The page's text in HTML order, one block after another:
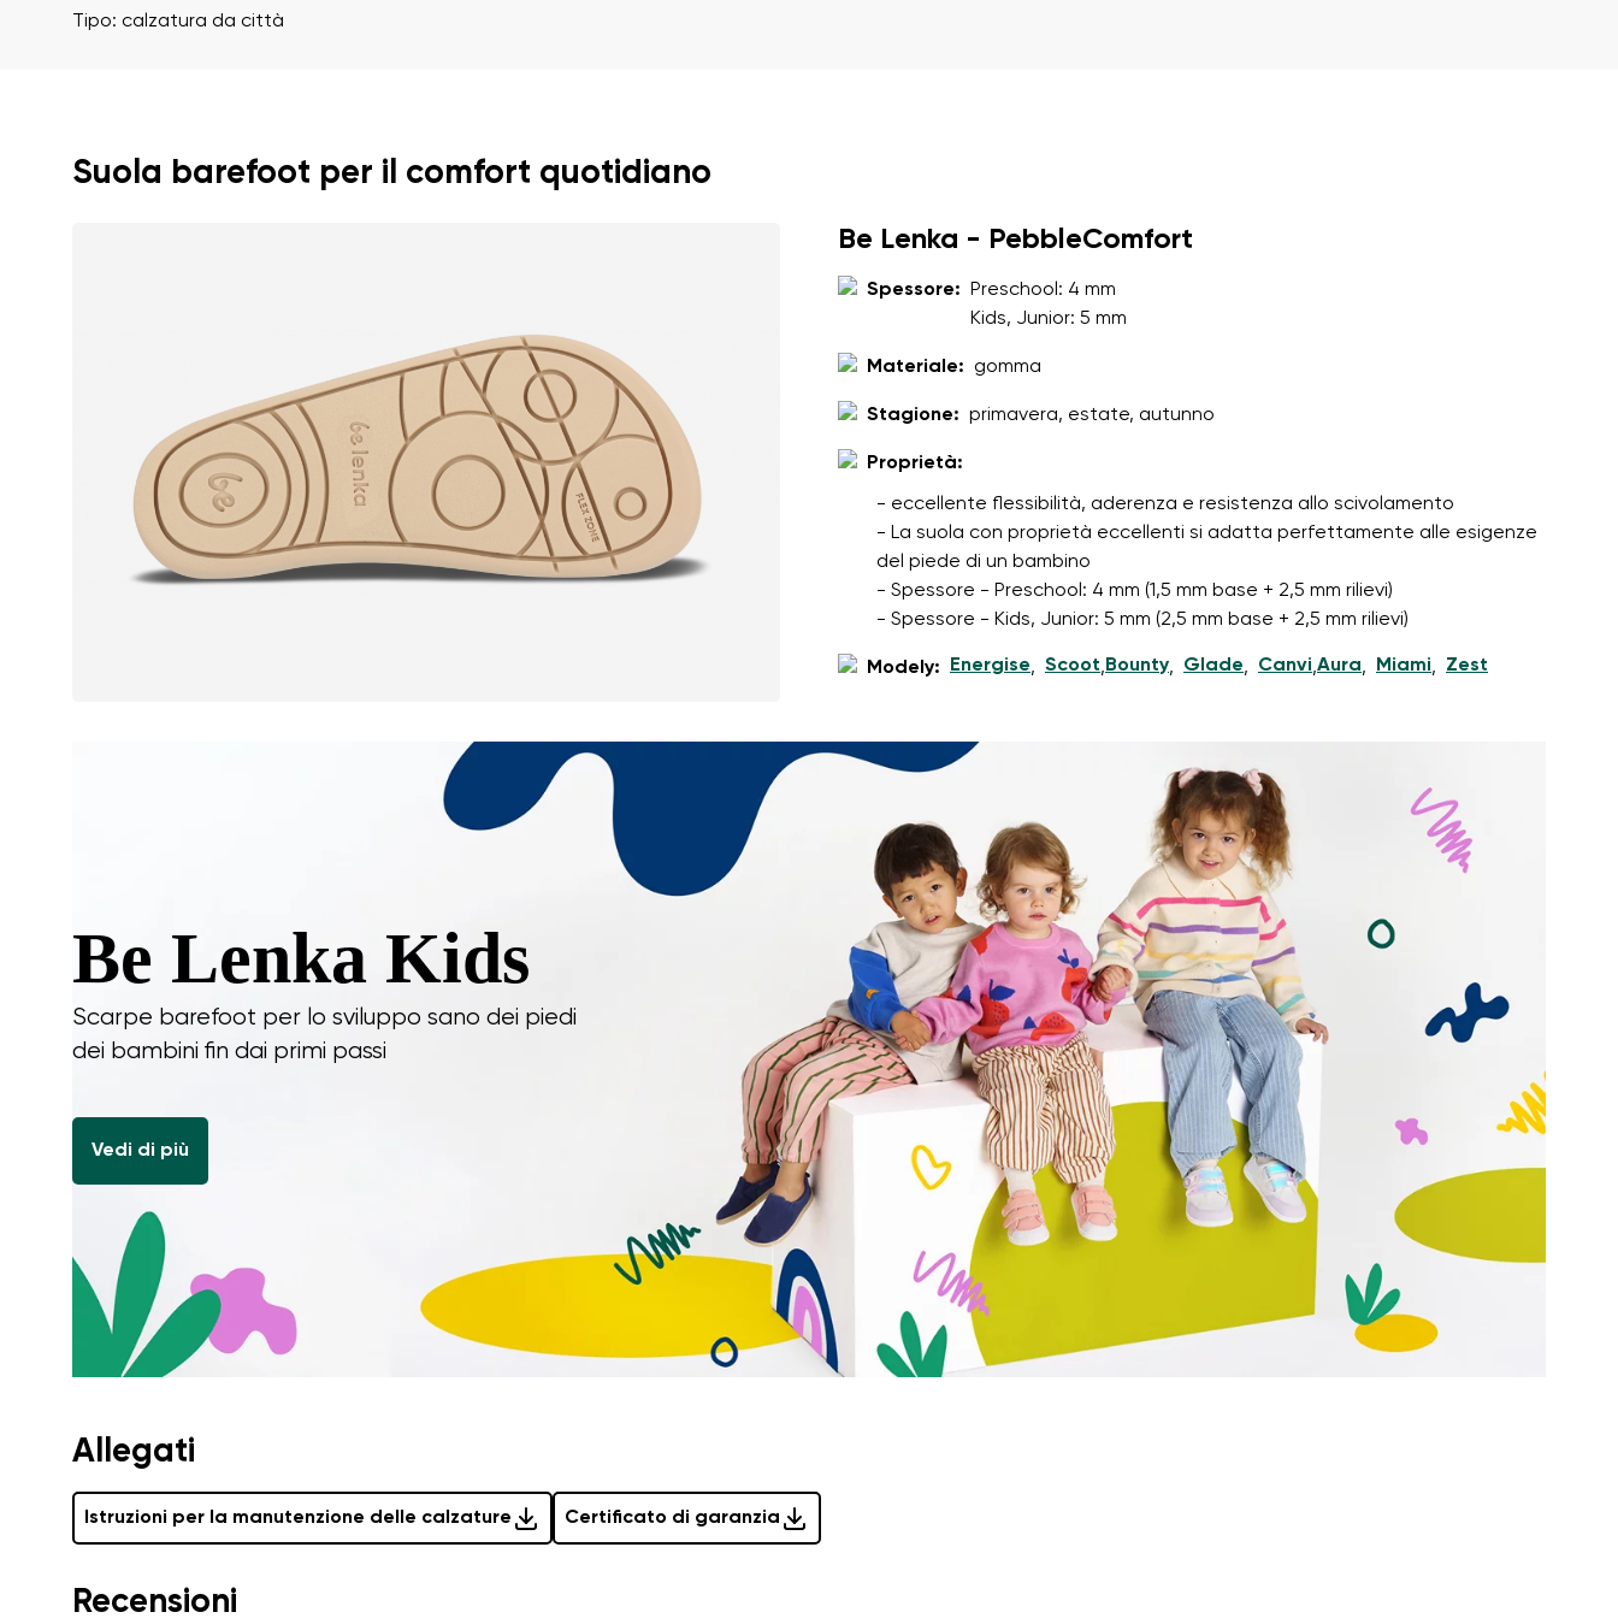
Tipo: calzatura da città
Suola barefoot per il comfort quotidiano
Be Lenka - PebbleComfort
Spessore:
Preschool: 4 mm
Kids, Junior: 5 mm
Materiale: gomma
Stagione: primavera, estate, autunno
Proprietà:
- eccellente flessibilità, aderenza e resistenza allo scivolamento
- La suola con proprietà eccellenti si adatta perfettamente alle esigenze
del piede di un bambino
- Spessore - Preschool: 4 mm (1,5 mm base + 2,5 mm rilievi)
- Spessore - Kids, Junior: 5 mm (2,5 mm base + 2,5 mm rilievi)
Modely: Energise, Scoot, Bounty, Glade, Canvi,Aura, Miami, Zest
Be Lenka Kids
Scarpe barefoot per lo sviluppo sano dei piedi
dei bambini fin dai primi passi
Vedi di più
Allegati
Istruzioni per la manutenzione delle calzature Certificato di garanzia
Recensioni
Aggiungi una valutazione